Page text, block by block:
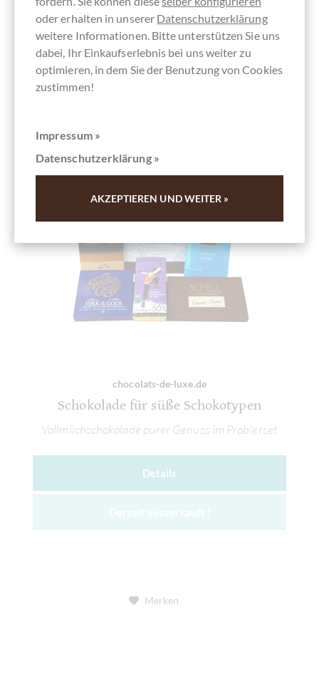
Merken
chocolats-de-luxe.de
Schokolade für süße Schokotypen
Vollmilchschokolade purer Genuss im Probierset
Details
Merken
oder erhalten in unserer Datenschutzerklärung
weitere Informationen. Bitte unterstützen Sie uns
dabei, Ihr Einkaufserlebnis bei uns weiter zu
optimieren, in dem Sie der Benutzung von Cookies
zustimmen!
Impressum »
Datenschutzerklärung »
AKZEPTIEREN UND WEITER »